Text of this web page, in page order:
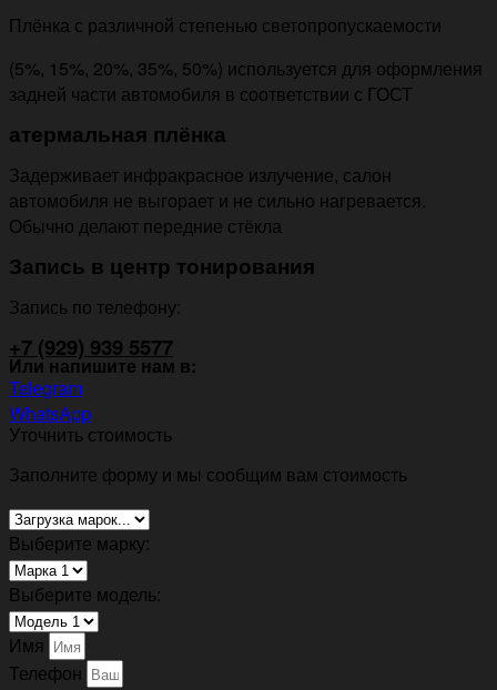
Плёнка с различной степенью светопропускаемости
(5%, 15%, 20%, 35%, 50%) используется для оформления
задней части автомобиля в соответствии с ГОСТ
атермальная плёнка
Задерживает инфракрасное излучение, салон
автомобиля не выгорает и не сильно нагревается.
Обычно делают передние стёкла
Запись в центр тонирования
Запись по телефону:
+7 (929) 939 5577
Или напишите нам в:
Telegram
WhatsApp
Уточнить стоимость
Заполните форму и мы сообщим вам стоимость
Выберите марку:
Выберите модель:
Имя
Телефон